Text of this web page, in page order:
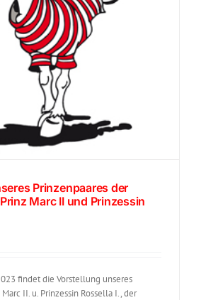
Prinzenpaares der
Marc II und Prinzessin
findet die Vorstellung unseres
II. u. Prinzessin Rossella I., der